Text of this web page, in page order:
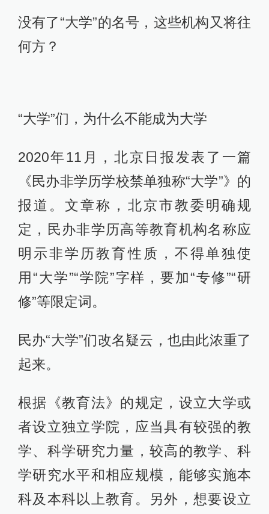
没有了“大学”的名号，这些机构又将往
何方？
“大学”们，为什么不能成为大学
2020年11月，北京日报发表了一篇
《民办非学历学校禁单独称“大学”》的
报道。文章称，北京市教委明确规
定，民办非学历高等教育机构名称应
明示非学历教育性质，不得单独使
用“大学”“学院”字样，要加“专修”“研
修”等限定词。
民办“大学”们改名疑云，也由此浓重了
起来。
根据《教育法》的规定，设立大学或
者设立独立学院，应当具有较强的教
学、科学研究力量，较高的教学、科
学研究水平和相应规模，能够实施本
科及本科以上教育。另外，想要设立